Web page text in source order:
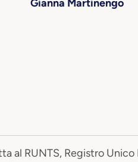
Gianna Martinengo
al RUNTS, Registro